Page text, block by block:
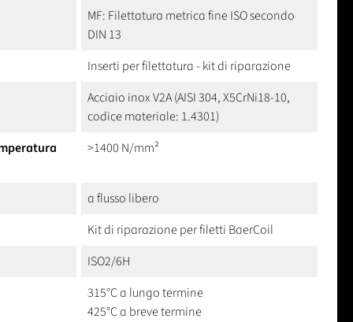
MF: Filettatura metrica fine ISO secondo
DIN 13
Inserti per filettatura - kit di riparazione
Acciaio inox V2A (AISI 304, X5CrNi18-10,
codice materiale: 1.4301)
>1400 N/mm²
a flusso libero
Kit di riparazione per filetti BaerCoil
ISO2/6H
315°C a lungo termine
425°C a breve termine